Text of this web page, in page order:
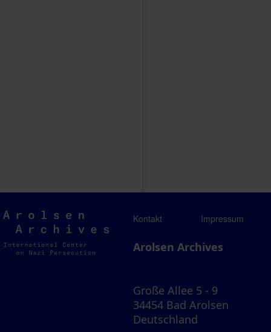
Arolsen
Archives
Kontakt Impressum
Arolsen Archives
Große Allee 5 - 9
34454 Bad Arolsen
Deutschland